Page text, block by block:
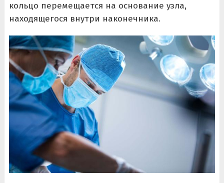
кольцо перемещается на основание узла,
находящегося внутри наконечника.